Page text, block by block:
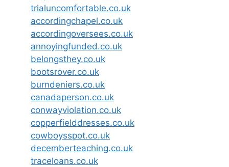
trialuncomfortable.co.uk
accordingchapel.co.uk
accordingoversees.co.uk
annoyingfunded.co.uk
belongsthey.co.uk
bootsrover.co.uk
burndeniers.co.uk
canadaperson.co.uk
conwayviolation.co.uk
copperfielddresses.co.uk
cowboysspot.co.uk
decemberteaching.co.uk
traceloans.co.uk